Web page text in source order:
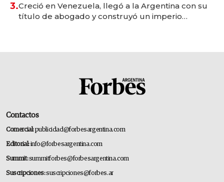
3.Creció en Venezuela, llegó a la Argentina con su
título de abogado y construyó un imperio
Contactos
Comercial:publicidad@forbesargentina.com
Editorial:info@forbesargentina.com
Summit:summitforbes@forbesargentina.com
Suscripciones:suscripciones@forbes.ar